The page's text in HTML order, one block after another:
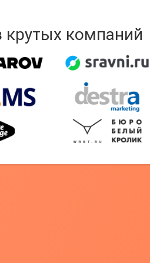
крутых компаний